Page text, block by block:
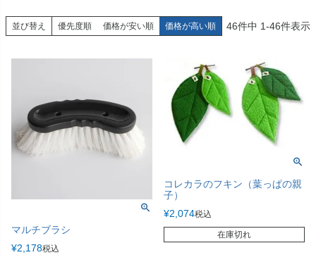
並び替え 優先度順 価格が安い順 価格が高い順 46件中 1-46件表示
マルチブラシ
¥2,178税込
コレカラのフキン（葉っぱの親
子）
¥2,074税込
在庫切れ